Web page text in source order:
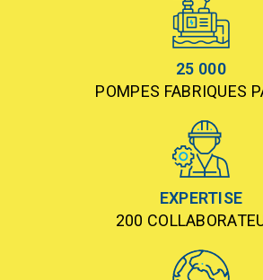
25 000
POMPES FABRIQUES
EXPERTISE
200